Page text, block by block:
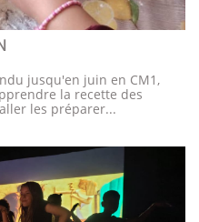
jusqu'en juin en CM1,
la recette des
les préparer...